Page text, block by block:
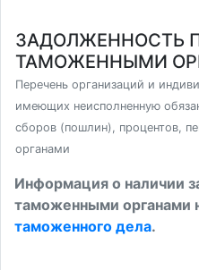
ЗАДОЛЖЕННОСТЬ
ТАМОЖЕННЫМИ
Перечень организаций и
имеющих неисполненную
сборов (пошлин), процентов,
органами
Информация о наличии
таможенными органами
таможенного дела.